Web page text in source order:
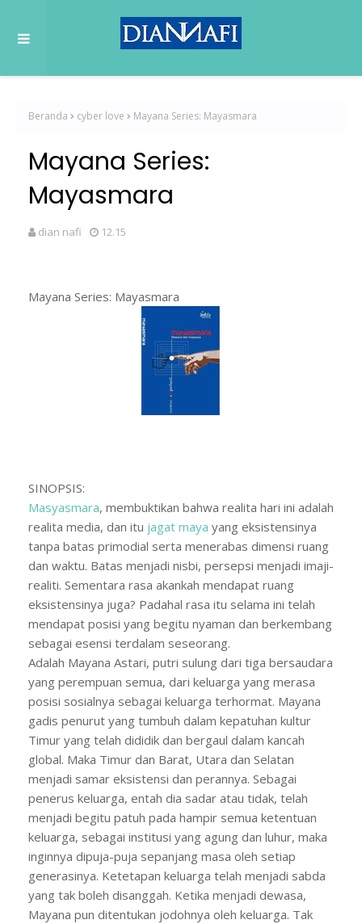
Beranda cyber love Mayana Series: Mayasmara
Mayana Series:
Mayasmara
dian nafi 12.15
Mayana Series: Mayasmara
SINOPSIS:
Masyasmara, membuktikan bahwa realita hari ini adalah
realita media, dan itu jagat maya yang eksistensinya
tanpa batas primodial serta menerabas dimensi ruang
dan waktu. Batas menjadi nisbi, persepsi menjadi imaji-
realiti. Sementara rasa akankah mendapat ruang
eksistensinya juga? Padahal rasa itu selama ini telah
mendapat posisi yang begitu nyaman dan berkembang
sebagai esensi terdalam seseorang.
Adalah Mayana Astari, putri sulung dari tiga bersaudara
yang perempuan semua, dari keluarga yang merasa
posisi sosialnya sebagai keluarga terhormat. Mayana
gadis penurut yang tumbuh dalam kepatuhan kultur
Timur yang telah dididik dan bergaul dalam kancah
global. Maka Timur dan Barat, Utara dan Selatan
menjadi samar eksistensi dan perannya. Sebagai
penerus keluarga, entah dia sadar atau tidak, telah
menjadi begitu patuh pada hampir semua ketentuan
keluarga, sebagai institusi yang agung dan luhur, maka
inginnya dipuja-puja sepanjang masa oleh setiap
generasinya. Ketetapan keluarga telah menjadi sabda
yang tak boleh disanggah. Ketika menjadi dewasa,
Mayana pun ditentukan jodohnya oleh keluarga. Tak